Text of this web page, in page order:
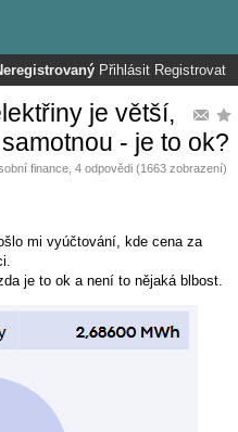
Přihlásit Registrovat
je větší,
- je to ok?
finance , 4 odpovědi (1663 zobrazení)
mi vyúčtování, kde cena za
je to ok a není to nějaká blbost.